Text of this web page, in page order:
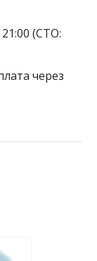
(СТО:
через